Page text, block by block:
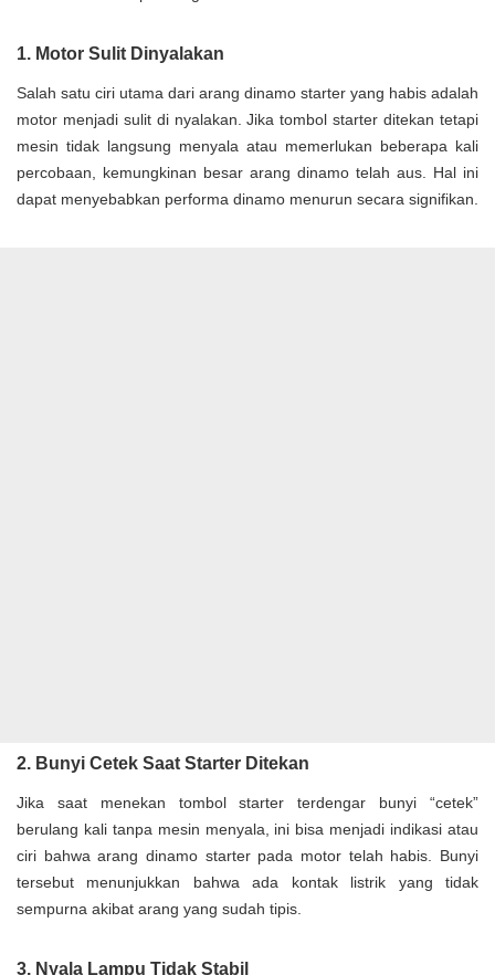
1. Motor Sulit Dinyalakan
Salah satu ciri utama dari arang dinamo starter yang habis adalah
motor menjadi sulit di nyalakan. Jika tombol starter ditekan tetapi
mesin tidak langsung menyala atau memerlukan beberapa kali
percobaan, kemungkinan besar arang dinamo telah aus. Hal ini
dapat menyebabkan performa dinamo menurun secara signifikan.
2. Bunyi Cetek Saat Starter Ditekan
Jika saat menekan tombol starter terdengar bunyi “cetek”
berulang kali tanpa mesin menyala, ini bisa menjadi indikasi atau
ciri bahwa arang dinamo starter pada motor telah habis. Bunyi
tersebut menunjukkan bahwa ada kontak listrik yang tidak
sempurna akibat arang yang sudah tipis.
3. Nyala Lampu Tidak Stabil